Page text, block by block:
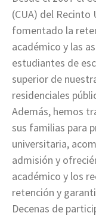
(CUA) del Recinto
fomentado la
académico y las
estudiantes de
superior de
residenciales
Además, hemos
sus familias para
universitaria,
admisión y
académico y los
retención y
Decenas de